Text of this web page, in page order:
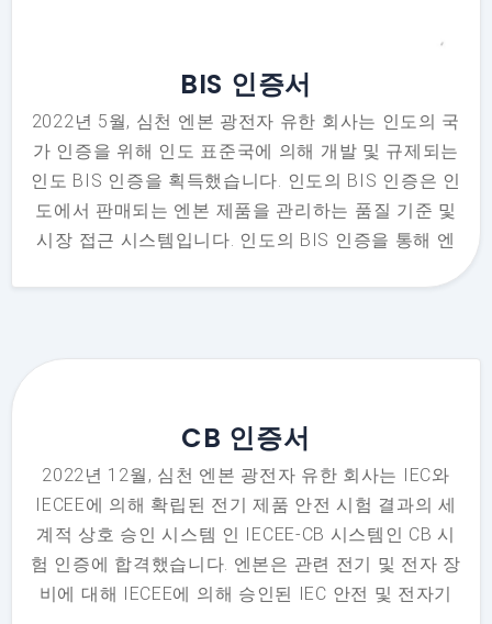
BIS 인증서
2022년 5월, 심천 엔본 광전자 유한 회사는 인도의 국
가 인증을 위해 인도 표준국에 의해 개발 및 규제되는
인도 BIS 인증을 획득했습니다. 인도의 BIS 인증은 인
도에서 판매되는 엔본 제품을 관리하는 품질 기준 및
시장 접근 시스템입니다. 인도의 BIS 인증을 통해 엔
매할 수 있습니다.
CB 인증서
2022년 12월, 심천 엔본 광전자 유한 회사는 IEC와
IECEE에 의해 확립된 전기 제품 안전 시험 결과의 세
계적 상호 승인 시스템 인 IECEE-CB 시스템인 CB 시
험 인증에 합격했습니다. 엔본은 관련 전기 및 전자 장
비에 대해 IECEE에 의해 승인된 IEC 안전 및 전자기